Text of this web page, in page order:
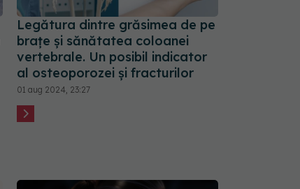
Legătura dintre grăsimea de pe
brațe și sănătatea coloanei
vertebrale. Un posibil indicator
al osteoporozei și fracturilor
01 aug 2024, 23:27